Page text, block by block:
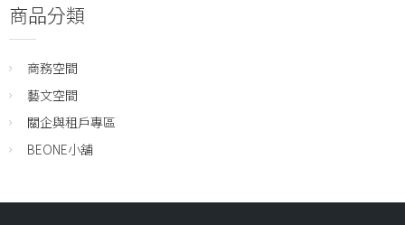
商品分類
商務空間
藝文空間
關企與租戶專區
BEONE小舖